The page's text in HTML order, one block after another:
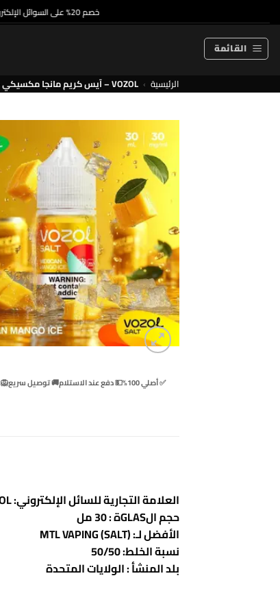
للمحتوى
خصم 20% على السوائل الإلكترونية ذات الاستخدام الواحد والسوائل الإلكترونية الممتازة
القائمة
الرئيسية › VOZOL – آيس كريم مانجا مكسيكي – ملح – 30 مل
✅ أصلي 100% 💵 دفع عند الاستلام🚚 توصيل سريع🦁 BetaVape
العلامة التجارية للسائل الإلكتروني: VOZOL
حجم الGLASة : 30 مل
الأفضل لـ: MTL VAPING (SALT)
نسبة الخلط: 50/50
بلد المنشأ : الولايات المتحدة